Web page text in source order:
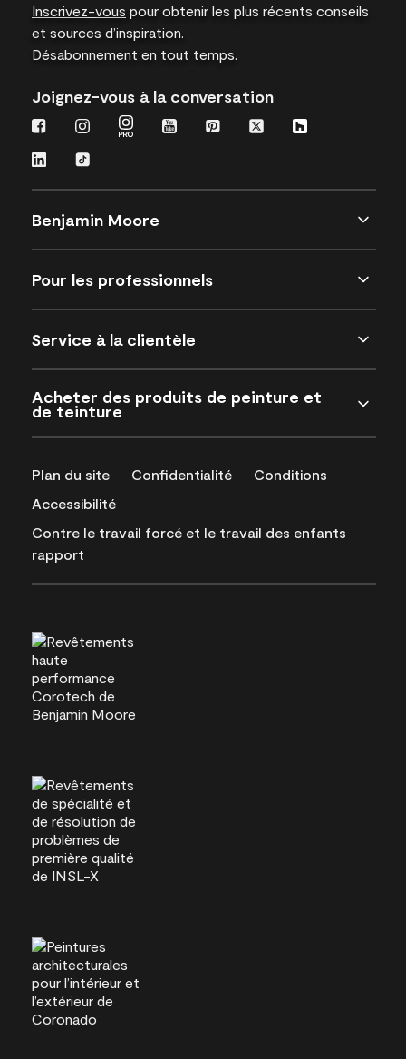
Inscrivez-vous pour obtenir les plus récents conseils
et sources d’inspiration.
Désabonnement en tout temps.
Joignez-vous à la conversation
Benjamin Moore
Pour les professionnels
Service à la clientèle
Acheter des produits de peinture et
de teinture
Plan du site Confidentialité
Conditions
Accessibilité
Contre le travail forcé et le travail des enfants
rapport